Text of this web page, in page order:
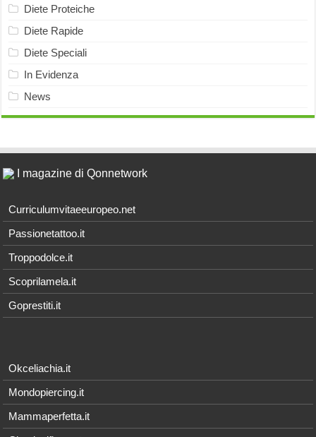
Diete Proteiche
Diete Rapide
Diete Speciali
In Evidenza
News
I magazine di Qonnetwork
Curriculumvitaeeuropeo.net
Passionetattoo.it
Troppodolce.it
Scoprilamela.it
Goprestiti.it
Okceliachia.it
Mondopiercing.it
Mammaperfetta.it